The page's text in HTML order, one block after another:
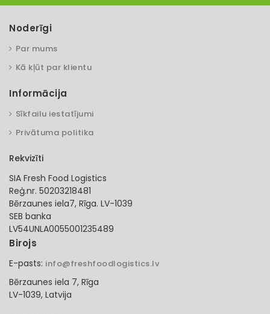
Noderīgi
Par mums
Kā kļūt par klientu
Informācija
Sīkfailu iestatījumi
Privātuma politika
Rekvizīti
SIA Fresh Food Logistics
Reģ.nr. 50203218481
Bērzaunes iela7, Rīga. LV-1039
SEB banka
LV54UNLA0055001235489
Birojs
E-pasts: info@freshfoodlogistics.lv
Bērzaunes iela 7, Rīga
LV-1039, Latvija